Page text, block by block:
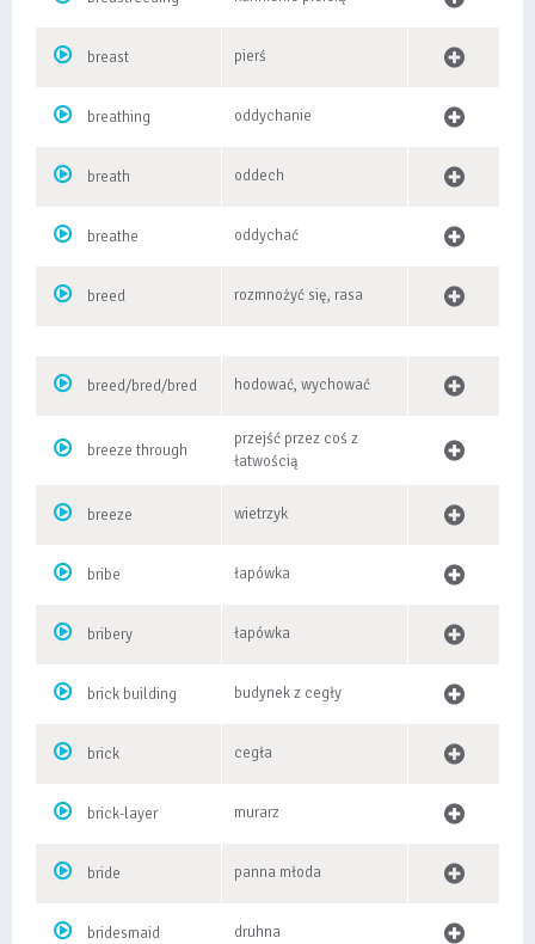
breast pierś
breathing oddychanie
breath oddech
breathe oddychać
breed rozmnożyć się, rasa
breed/bred/bred hodować, wychować
breeze through
przejść przez coś z
łatwością
breeze wietrzyk
bribe łapówka
bribery łapówka
brick building budynek z cegły
brick cegła
brick-layer murarz
bride panna młoda
bridesmaid druhna